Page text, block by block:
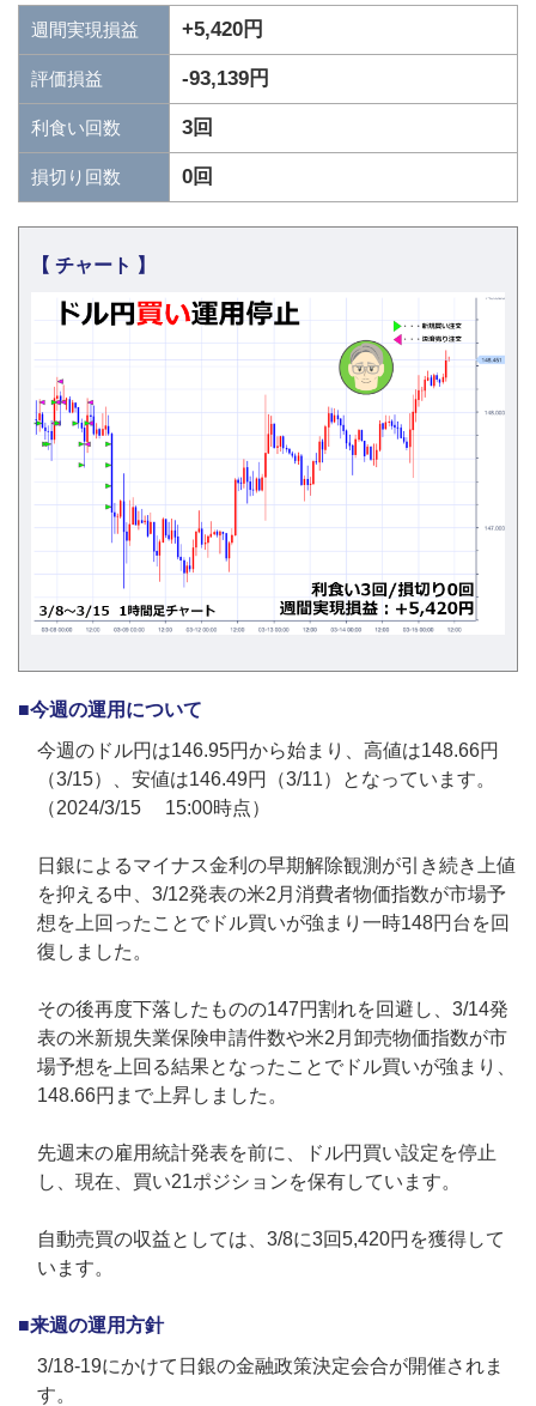
週間実現損益 +5,420円
評価損益 -93,139円
利食い回数 3回
損切り回数 0回
■今週の運用について
今週のドル円は146.95円から始まり、高値は148.66円
（3/15）、安値は146.49円（3/11）となっています。
（2024/3/15 15:00時点）
日銀によるマイナス金利の早期解除観測が引き続き上値
を抑える中、3/12発表の米2月消費者物価指数が市場予
想を上回ったことでドル買いが強まり一時148円台を回
復しました。
その後再度下落したものの147円割れを回避し、3/14発
表の米新規失業保険申請件数や米2月卸売物価指数が市
場予想を上回る結果となったことでドル買いが強まり、
148.66円まで上昇しました。
先週末の雇用統計発表を前に、ドル円買い設定を停止
し、現在、買い21ポジションを保有しています。
自動売買の収益としては、3/8に3回5,420円を獲得して
います。
■来週の運用方針
3/18-19にかけて日銀の金融政策決定会合が開催されま
す。
【 チャート 】